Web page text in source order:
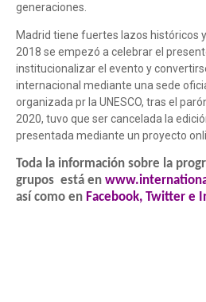
generaciones.
Madrid tiene fuertes lazos históricos
2018 se empezó a celebrar el
institucionalizar el evento y
internacional mediante una sede
organizada pr la UNESCO, tras el
2020, tuvo que ser cancelada la
presentada mediante un proyecto
Toda la información sobre la
grupos está en
así como en Facebook, Twitter e